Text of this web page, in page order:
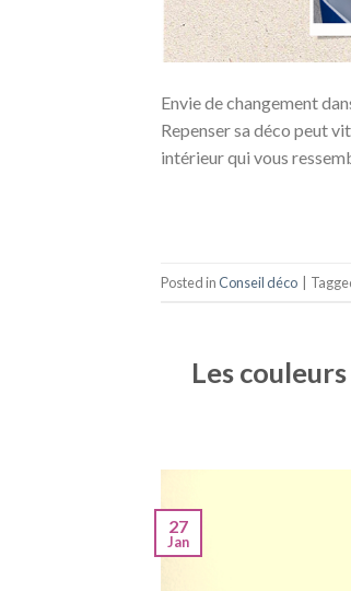
Envie de changement
Repenser sa déco peut
intérieur qui vous
Posted inConseil déco |
Les
27
Jan